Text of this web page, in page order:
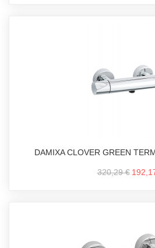
DAMIXA CLOVER GREEN
320,29 €